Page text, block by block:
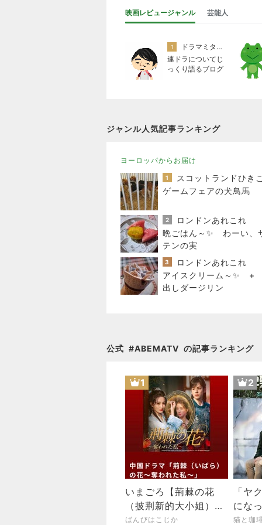
映画レビュージャンル 芸能人
1
ドラマミタロー
連ドラについてじ
っくり語るブログ
ジャンル人気記事ランキング
ヨーロッパからお届け
1
ゲームフェアの犬鳥馬
2
ロンドンあれこれ
晩ごはん～✨ わーい、
テンの実
3
ロンドンあれこれ
アイスクリーム～✨ +
出しダージリン
公式 #ABEMATV の記事ランキング
1
いまごろ【荊棘の花
（披荆新的大小姐）】
視聴開始 〜ジャミって
ばんびはこじか
2
「ヤ
にな
猫と珈